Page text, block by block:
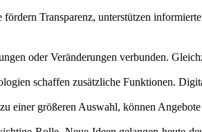
Transparenz, unterstützen
oder Veränderungen verbunden.
schaffen zusätzliche Funktionen.
einer größeren Auswahl, können